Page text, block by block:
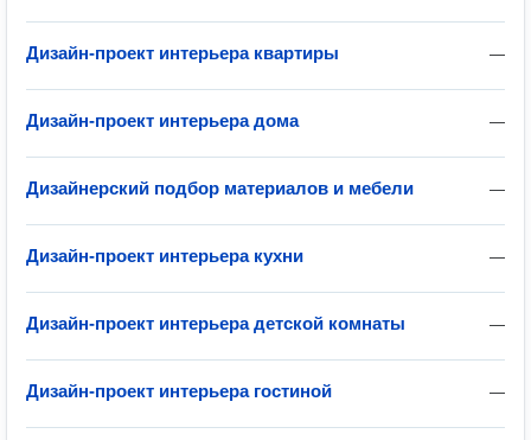
—
Дизайн-проект интерьера квартиры
—
Дизайн-проект интерьера дома
—
Дизайнерский подбор материалов и мебели
—
Дизайн-проект интерьера кухни
—
Дизайн-проект интерьера детской комнаты
—
Дизайн-проект интерьера гостиной